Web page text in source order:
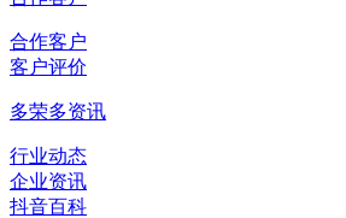
合作客户
客户评价
多荣多资讯
行业动态
企业资讯
抖音百科